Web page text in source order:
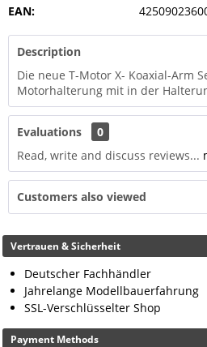
EAN:
Description
Die neue T-Motor X- Koaxial-Arm
Motorhalterung mit in der
Evaluations
0
Read, write and discuss reviews...
Customers also viewed
Vertrauen & Sicherheit
Deutscher Fachhändler
Jahrelange Modellbauerfahrung
SSL-Verschlüsselter Shop
Payment Methods